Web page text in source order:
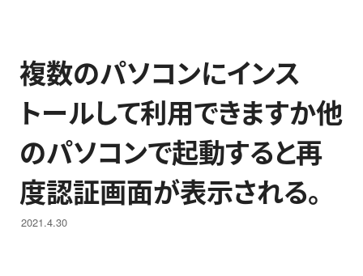
複数のパソコンにインス
トールして利用できますか他
のパソコンで起動すると再
度認証画面が表示される。
2021.4.30